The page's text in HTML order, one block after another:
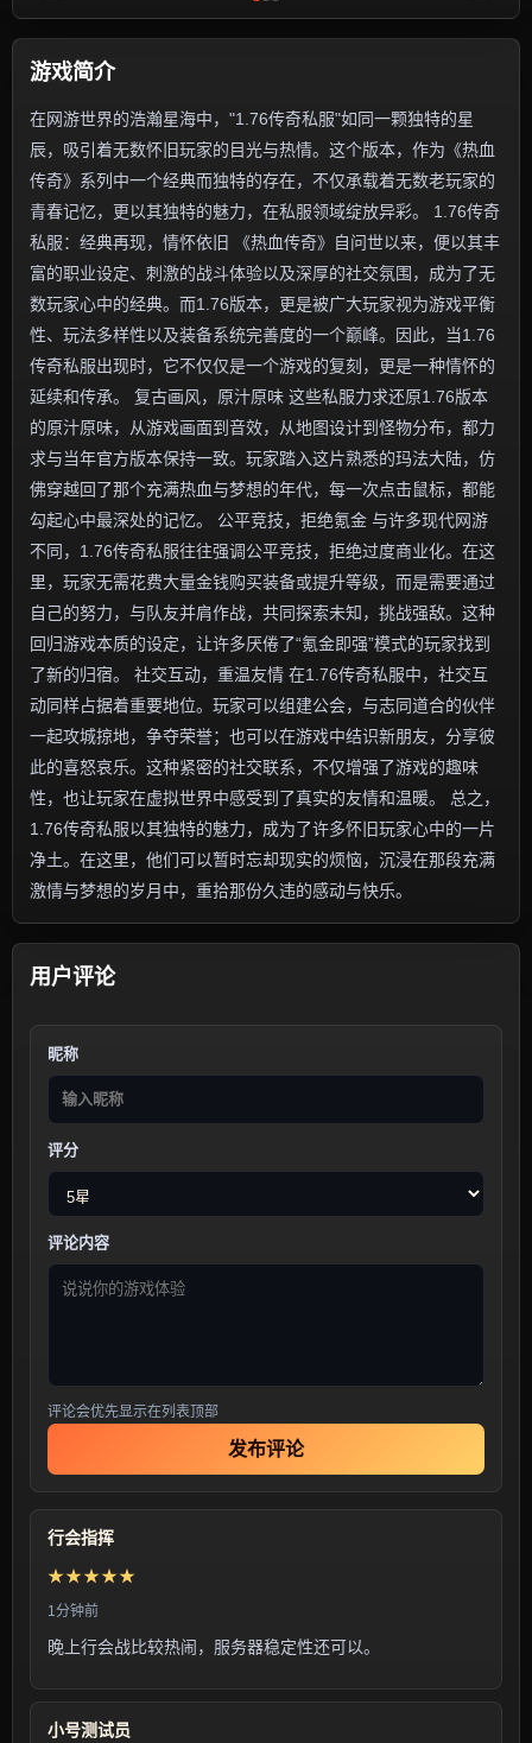
游戏简介
在网游世界的浩瀚星海中，"1.76传奇私服"如同一颗独特的星
辰，吸引着无数怀旧玩家的目光与热情。这个版本，作为《热血
传奇》系列中一个经典而独特的存在，不仅承载着无数老玩家的
青春记忆，更以其独特的魅力，在私服领域绽放异彩。 1.76传奇
私服：经典再现，情怀依旧 《热血传奇》自问世以来，便以其丰
富的职业设定、刺激的战斗体验以及深厚的社交氛围，成为了无
数玩家心中的经典。而1.76版本，更是被广大玩家视为游戏平衡
性、玩法多样性以及装备系统完善度的一个巅峰。因此，当1.76
传奇私服出现时，它不仅仅是一个游戏的复刻，更是一种情怀的
延续和传承。 复古画风，原汁原味 这些私服力求还原1.76版本
的原汁原味，从游戏画面到音效，从地图设计到怪物分布，都力
求与当年官方版本保持一致。玩家踏入这片熟悉的玛法大陆，仿
佛穿越回了那个充满热血与梦想的年代，每一次点击鼠标，都能
勾起心中最深处的记忆。 公平竞技，拒绝氪金 与许多现代网游
不同，1.76传奇私服往往强调公平竞技，拒绝过度商业化。在这
里，玩家无需花费大量金钱购买装备或提升等级，而是需要通过
自己的努力，与队友并肩作战，共同探索未知，挑战强敌。这种
回归游戏本质的设定，让许多厌倦了“氪金即强”模式的玩家找到
了新的归宿。 社交互动，重温友情 在1.76传奇私服中，社交互
动同样占据着重要地位。玩家可以组建公会，与志同道合的伙伴
一起攻城掠地，争夺荣誉；也可以在游戏中结识新朋友，分享彼
此的喜怒哀乐。这种紧密的社交联系，不仅增强了游戏的趣味
性，也让玩家在虚拟世界中感受到了真实的友情和温暖。 总之，
1.76传奇私服以其独特的魅力，成为了许多怀旧玩家心中的一片
净土。在这里，他们可以暂时忘却现实的烦恼，沉浸在那段充满
激情与梦想的岁月中，重拾那份久违的感动与快乐。
用户评论
昵称
评分
评论内容
评论会优先显示在列表顶部
发布评论
行会指挥
★★★★★
1分钟前
晚上行会战比较热闹，服务器稳定性还可以。
小号测试员